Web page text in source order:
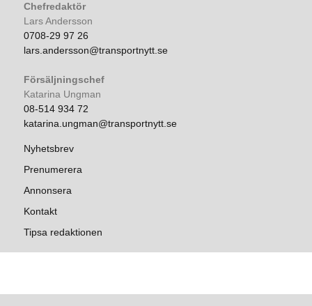
Chefredaktör
Lars Andersson
0708-29 97 26
lars.andersson@transportnytt.se
Försäljningschef
Katarina Ungman
08-514 934 72
katarina.ungman@transportnytt.se
Nyhetsbrev
Prenumerera
Annonsera
Kontakt
Tipsa redaktionen